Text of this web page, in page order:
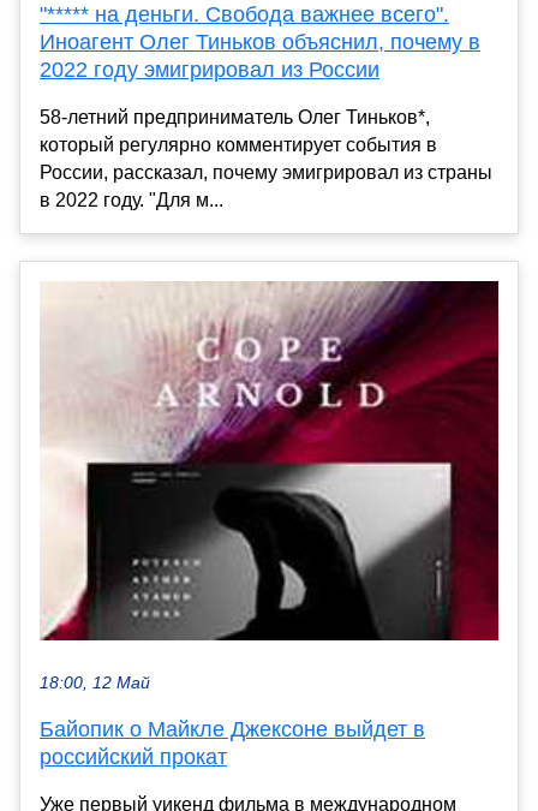
"***** на деньги. Свобода важнее всего".
Иноагент Олег Тиньков объяснил, почему в
2022 году эмигрировал из России
58-летний предприниматель Олег Тиньков*,
который регулярно комментирует события в
России, рассказал, почему эмигрировал из страны
в 2022 году. "Для м...
18:00, 12 Май
Байопик о Майкле Джексоне выйдет в
российский прокат
Уже первый уикенд фильма в международном